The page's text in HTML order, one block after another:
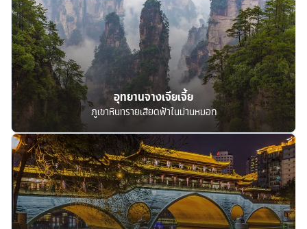
อุทยานจางเจียเจี้ย
ภูเขาหินทรายเสียดฟ้าในม่านหมอก